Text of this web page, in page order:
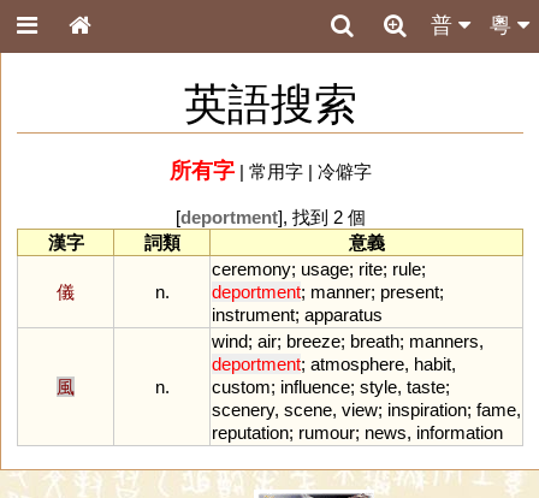
粵
普
英語搜索
所有字| 常用字| 冷僻字
[deportment], 找到 2 個
漢字
詞類 意義
儀 n.
ceremony; usage; rite; rule;
deportment; manner; present;
instrument; apparatus
風 n.
wind; air; breeze; breath; manners,
deportment; atmosphere, habit,
custom; influence; style, taste;
scenery, scene, view; inspiration; fame,
reputation; rumour; news, information